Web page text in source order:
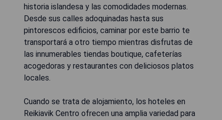
historia islandesa y las comodidades modernas.
Desde sus calles adoquinadas hasta sus
pintorescos edificios, caminar por este barrio te
transportará a otro tiempo mientras disfrutas de
las innumerables tiendas boutique, cafeterías
acogedoras y restaurantes con deliciosos platos
locales.
Cuando se trata de alojamiento, los hoteles en
Reikiavik Centro ofrecen una amplia variedad para